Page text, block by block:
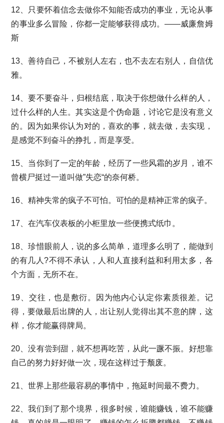
12、只要怀着信念去做你不知能否成功的事业，无论从事
的事业多么冒险，你都一定能够获得成功。——威廉詹姆
斯
13、善待自己，不被别人左右，也不去左右别人，自信优
雅。
14、要不要奋斗，归根结底，取决于你想做什么样的人，
过什么样的人生。其实这是个伪命题，讨论它是没有意义
的。因为如果你认为对的，喜欢的事，就去做，去实现，
是感觉不到奋斗的挣扎，而是享受。
15、当你到了一定的年龄，经历了一些风霜的岁月，谁不
曾横尸挺过一道叫做”失恋“的奈何桥。
16、精神失常的疯子不可怕。可怕的是精神正常的疯子。
17、在汽车仪表板的小柜里放一些便携式纸巾。
18、珍惜眼前人，说的多么简单，道理多么明了，能做到
的有几人?不得不承认，人和人直接利益和利用太多，各
个方面，无所不在。
19、交往，也是敷衍。因为他内心认定你素质很差。记
得，要做最后出牌的人，出让别人觉得出其不意的牌，这
样，你才能赢得牌局。
20、没有尝到甜，就不想再吃苦，从此一蹶不振。好想靠
自己的努力好好做一次，现在这样过于颓废。
21、世界上那些最容易的事情中，拖延时间最不费力。
22、我们到了那个境界，很多时候，谁能赚钱，谁不能赚